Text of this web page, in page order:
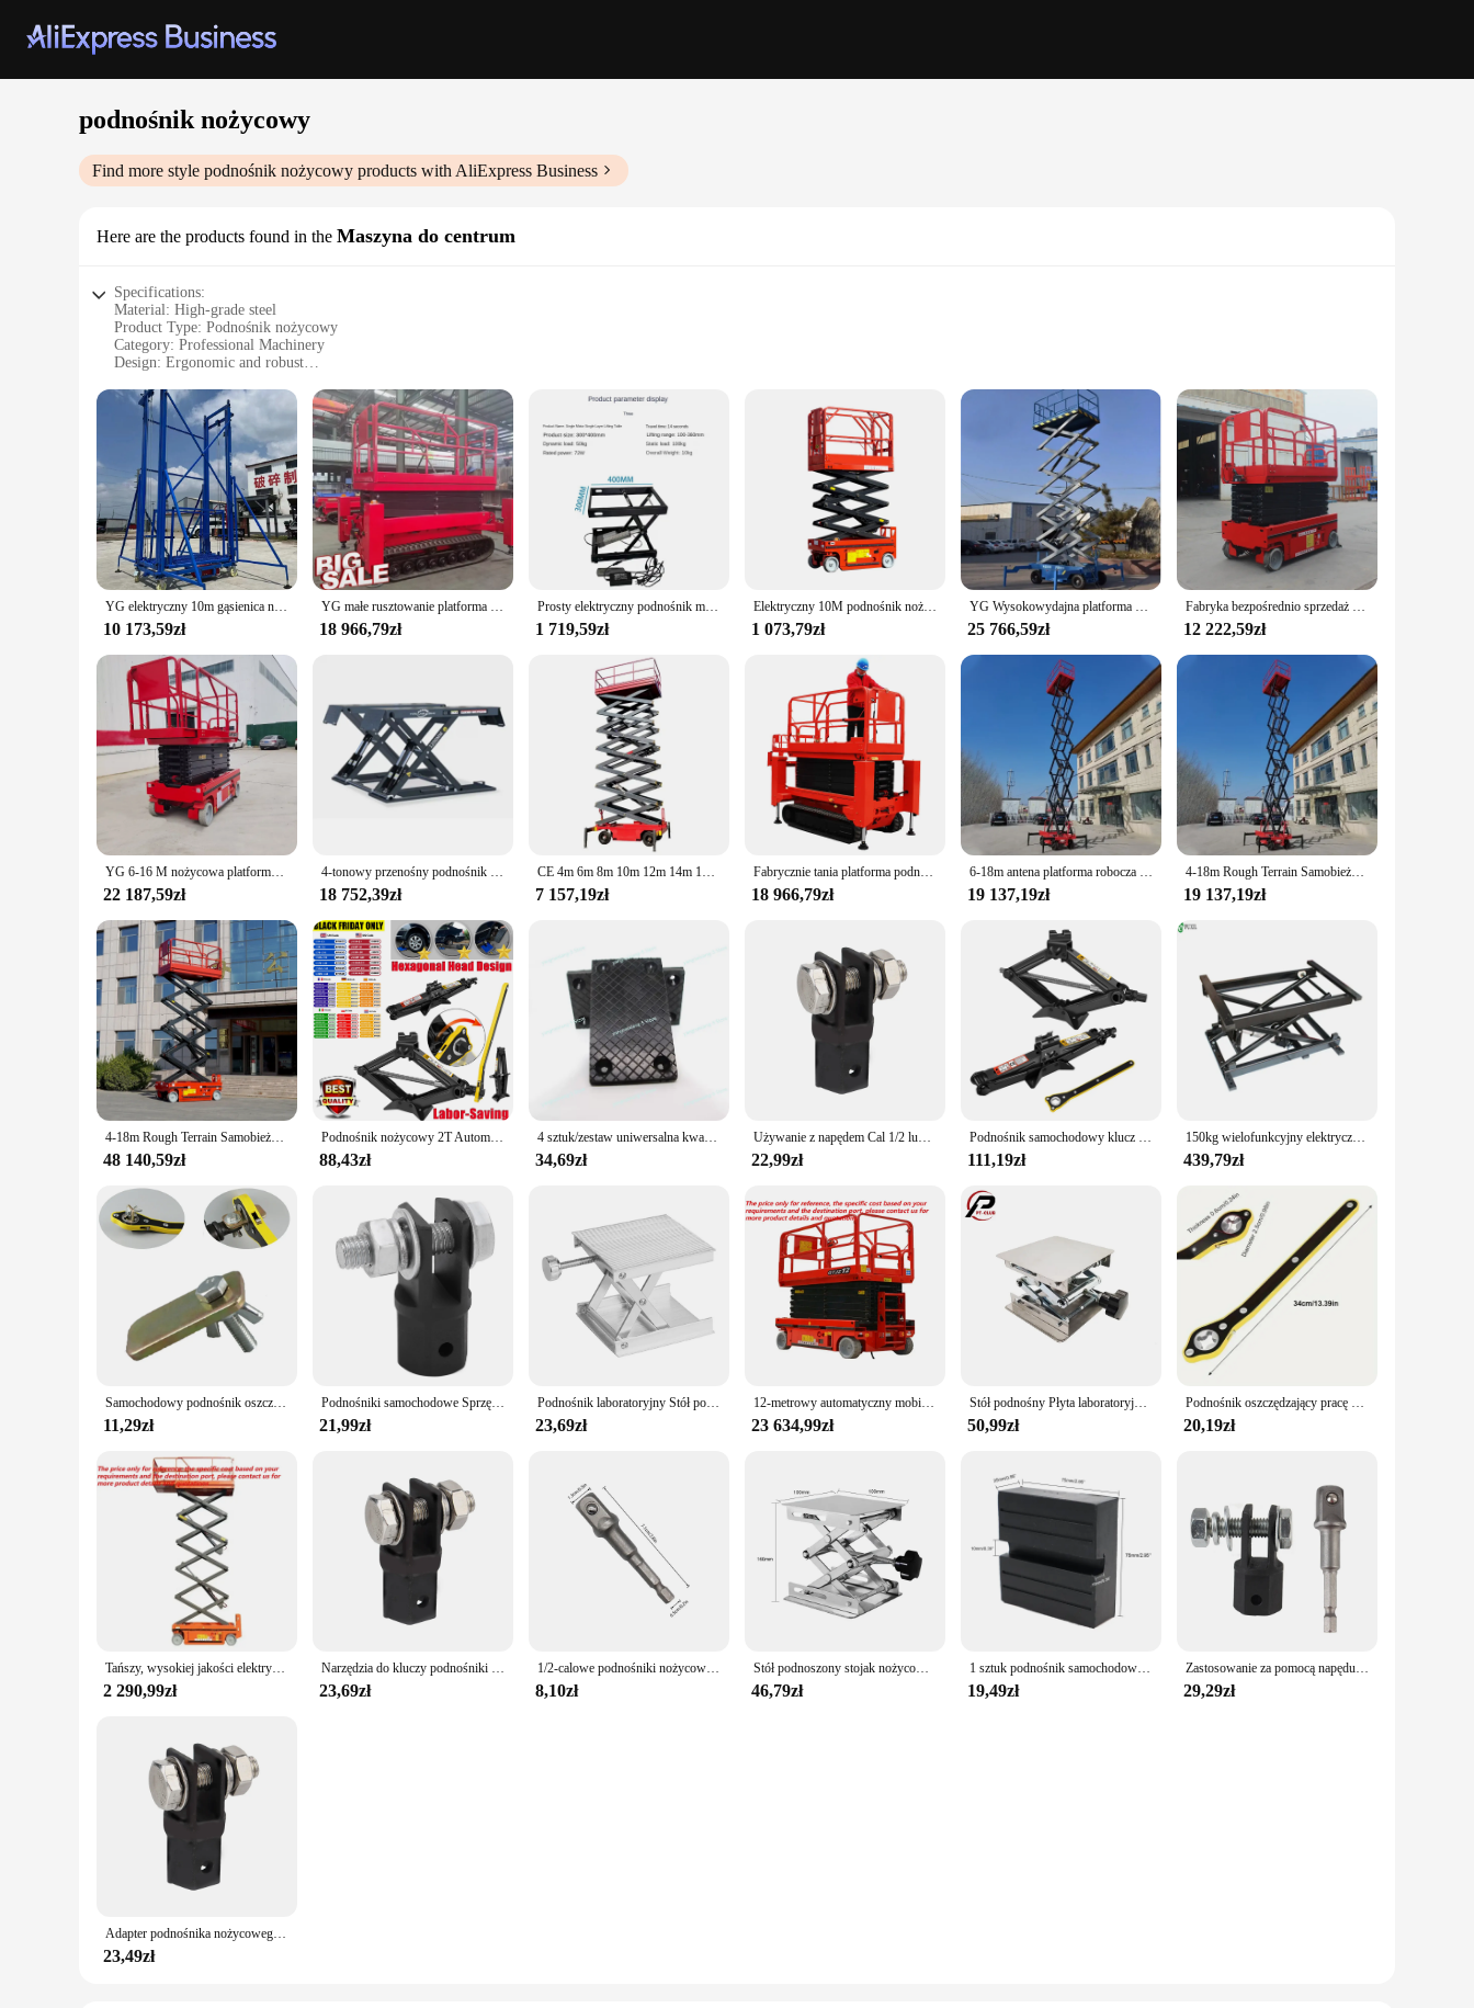
podnośnik nożycowy
Find more style podnośnik nożycowy products with AliExpress Business
Here are the products found in the Maszyna do centrum
Specifications:
Material: High-grade steel
Product Type: Podnośnik nożycowy
Category: Professional Machinery
Design: Ergonomic and robust
Performance: Efficient and reliable
Parts: Durable components for longevity
**Unmatched Durability and Performance**
The podnośnik nożycowy, or cutting table lift, is a pivotal piece of equipment for any professional workshop or industrial setting. Crafted from high-grade steel, this robust machine is designed to
withstand the rigors of daily use. Its sturdy construction ensures longevity and reliability, making it an indispensable asset for a wide range of industries. Whether you're a woodworker, metal
fabricator, or a professional in the furniture-making trade, this cutting table lift is engineered to meet the demands of your work.
**Versatile and User-Friendly Design**
The Maszyna do centrum is not just a tool; it's a testament to ergonomic design. Its user-friendly features make it a breeze to operate, reducing fatigue and increasing productivity. The cutting table
lift's design is thoughtfully crafted to accommodate a variety of tasks, from precise woodworking to heavy-duty metal fabrication. Its adaptability ensures that it can be seamlessly integrated into
various workflows, making it a valuable addition to any professional's toolkit.
For businesses looking to expand their offerings or for vendors seeking reliable equipment for their clients, the podnośnik nożycowy is an excellent choice. Its robust construction and versatile
performance make it a valuable asset for any professional setting. As a wholesale product, it offers an exceptional value, ensuring that you can provide your customers with high-quality equipment at
an affordable price. The Maszyna do centrum is not just a tool; it's an investment in your business's future.
YG elektryczny 10m gąsienica nożycowy podnośnik platforma stół mobilny wciągnik samobieżna praca lotnicza hydrauliczna Mini platforma podnosząca sprzedaż
10 173,59zł
YG małe rusztowanie platforma podnosząca terenowy samobieżny składany elektryczny Mini antena gąsienicowa platforma podnosząca typu nożycowego
18 966,79zł
Prosty elektryczny podnośnik miniwyciąg hydrauliczny do pracy nad anteną o podnośniki platformy windy 10M mały podnośnik platformy
1 719,59zł
Elektryczny 10M podnośnik nożycowy platforma stół mobilny wciągnik samobieżna praca w powietrzu hydrauliczna Mini platforma podnosząca na sprzedaż
1 073,79zł
YG Wysokowydajna platforma podnosząca nożycowa Elektryczna samobieżna praca lotnicza Teleskopowa platforma stołu podnoszącego dla Peru
25 766,59zł
Fabryka bezpośrednio sprzedaż 450Kg elektryczny mobilny podnośnik nożycowy samobieżny hydrauliczny rusztowanie
12 222,59zł
YG 6-16 M nożycowa platforma podnosząca rusztowanie hydrauliczny podnośnik elektryczny mobilne nożyce nożycowe widelec koło nożycowe platforma podnosząca
22 187,59zł
4-tonowy przenośny podnośnik nożycowy średniej wielkości na sprzedaż podnośnik samochodowy do podnośnika hydraulicznego do garażu
18 752,39zł
CE 4m 6m 8m 10m 12m 14m 16m 18m Mini podnośnik nożycowy podwyższony mały rusztowanie elektryczne
7 157,19zł
Fabrycznie tania platforma podnosząca 10m Rough Terrain Elektryczne maszyny budowlane Gąsienicowa nożycowa platforma podnosząca na sprzedaż
18 966,79zł
6-18m antena platforma robocza mobilna hydrauliczna elektryczna platforma podnośnikowa nożycowa przenośna składana samobieżna platforma podnośnikowa nożycowy
19 137,19zł
4-18m Rough Terrain Samobieżny podnośnik nożycowy Mobilny hydrauliczny podnośnik elektryczny Platforma robocza Przenośny podnośnik nożycowy
19 137,19zł
4-18m Rough Terrain Samobieżny podnośnik nożycowy Mobilny hydrauliczny podnośnik elektryczny Platforma robocza Przenośny podnośnik nożycowy
48 140,59zł
Podnośnik nożycowy 2T Automatyczny podnośnik korbowy Oszczędzające pracę narzędzie do naprawy i wymiany opon z kluczem do pojazdów SUV
88,43zł
4 sztuk/zestaw uniwersalna kwadratowa gumowa podkładka podnośnikowa z gumowym ramieniem do automatycznego podnośnik samochodowy samochodu ciężarowego
34,69zł
Używanie z napędem Cal 1/2 lub uderzeniem podnośniki samochodowe narzędzia do podnoszenia klucza nożycowego adapter z gniazdem akcesoria samochodowe uniwersalny
22,99zł
Podnośnik samochodowy klucz do kół klucz zapadkowy z długim uchwytem narzędzie do napraw samochodowych uniwersalny uchwyt nożycowy z podnośnik prędkością
111,19zł
150kg wielofunkcyjny elektryczny przewodowy zdalnie sterowany stolik kawowy 24V podnoszony sprzęt składany żelazny fram760 x 680x430
439,79zł
Samochodowy podnośnik oszczędzający pracę Klucz grzechotkowy Uchwyt Oszczędzający pracę nożycowy Garaż Zmieniacz opon Zestaw samochodowy Narzędzie do naprawy samochodu Sprzęt do podnoszenia
11,29zł
Podnośniki samochodowe Sprzęt do podnoszenia Zastosowanie z napędem 1/2 cala lub kluczem udarowym Narzędzia Adapter podnośnika nożycowego Uniwersalne akcesoria samochodowe
21,99zł
Podnośnik laboratoryjny Stół podnośnik laboratoryjny ze stopu aluminium Podnośnik nożycowy Regulowana platforma podnosząca routera Min
23,69zł
12-metrowy automatyczny mobilny podnośnik Skylift Rusztowanie Hydrauliczne nożycowe stoły podnoszone Platforma do prac lotniczych
23 634,99zł
Stół podnośny Płyta laboratoryjna Jack Stojak nożycowy Platforma Router Stół warsztatowy Stół do obróbki drewna Podnośnik laboratoryjny Narzędzia stolarskie
50,99zł
Podnośnik oszczędzający pracę Klucz grzechotkowy Samochodowy podnośnik nożycowy z długim uchwytem 360° ° Gałka do przodu i do tyłu koło garażowe do motocykla
20,19zł
Tańszy, wysokiej jakości elektryczny samobieżny podnośnik nożycowy do podnośnika mężczyzny
2 290,99zł
Narzędzia do kluczy podnośniki samochodowe podnośniki podnośniki nożycowe adapter Jack akcesoria samochodowe używane z napędem 1/2 Cal lub uderzeniem
23,69zł
1/2-calowe podnośniki nożycowe Adapter napędu klucza udarowego Adapter podnośnika Narzędzie Nożyce Adapter ze stali chromowo-wanadowej Stalowy pręt przegubowy kulowy
8,10zł
Stół podnoszony stojak nożycowy 4 'x 4' z płytą laboratoryjną podnośnik platforma do routera stół warsztatowy do obróbki drewna podnośnik laboratoryjny narzędzia stolarskie
46,79zł
1 sztuk podnośnik samochodowy noga podporowa podkładki gumowe kwadratowe szczelinowe rama podnośnik podłogowy straż Adapter Pad uniwersalny Jack Pad naprawa samochodów zestaw
19,49zł
Zastosowanie za pomocą napędu lub korbowodu udarowego 1/2 cala Akcesoria samochodowe Podnośniki samochodowe Sprzęt do podnoszenia Klucz Narzędzia Adapter podnośnika nożycowego
29,29zł
Adapter podnośnika nożycowego zastosowanie z napędem 1/2 cala lub udarowym akcesoria samochodowe klucze narzędzia podnośniki samochodowe sprzęt do podnoszenia
23,49zł